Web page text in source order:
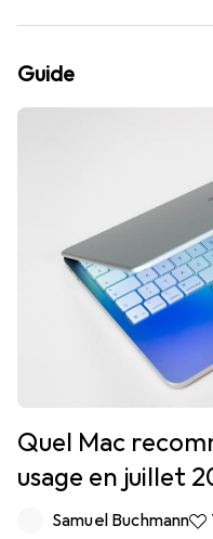
Guide
Quel Mac
usage en juillet
Samuel Buchmann71